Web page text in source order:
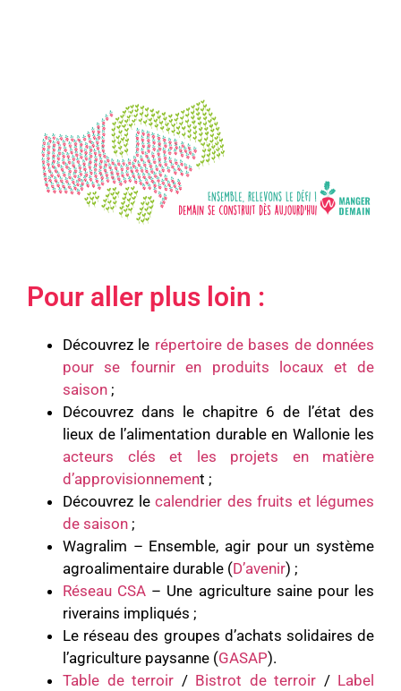
Pour aller plus loin :
Découvrez le répertoire de bases de données
pour se fournir en produits locaux et de
saison ;
Découvrez dans le chapitre 6 de l’état des
lieux de l’alimentation durable en Wallonie les
acteurs clés et les projets en matière
d’approvisionnement ;
Découvrez lecalendrier des fruits et légumes
de saison ;
Wagralim – Ensemble, agir pour un système
agroalimentaire durable (D’avenir) ;
Réseau CSA – Une agriculture saine pour les
riverains impliqués ;
Le réseau des groupes d’achats solidaires de
l’agriculture paysanne (GASAP).
Table de terroir / Bistrot de terroir / Label